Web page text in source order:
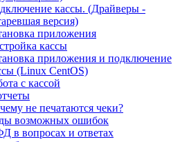
кассы. (Драйверы -
версия)
приложения
кассы
приложения и подключение
(Linux CentOS)
с кассой
не печатаются чеки?
возможных ошибок
в вопросах и ответах